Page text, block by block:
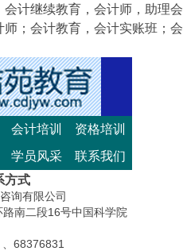
计继续教育，会计师，助理会
；会计教育，会计实账班；会
会计培训
资格培训
学员风采
联系我们
方式
询有限公司
南二段16号中国科学院
68376831